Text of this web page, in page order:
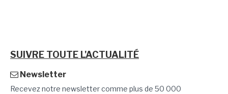
SUIVRE TOUTE L'ACTUALITÉ
Newsletter
Recevez notre newsletter comme plus de 50 000